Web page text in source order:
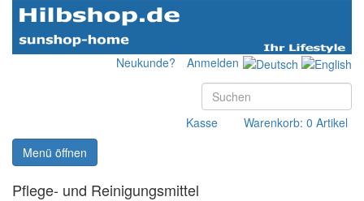
Neukunde? Anmelden
Kasse
Warenkorb: 0 Artikel
Menü öffnen
Pflege- und Reinigungsmittel